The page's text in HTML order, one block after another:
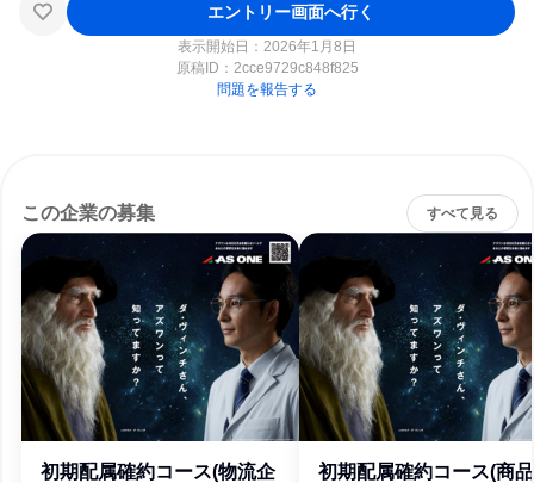
エントリー画面へ行く
表示開始日：2026年1月8日
原稿ID： 2cce9729c848f825
問題を報告する
この企業の募集 すべて見る
初期配属確約コース(物流企
初期配属確約コース(商